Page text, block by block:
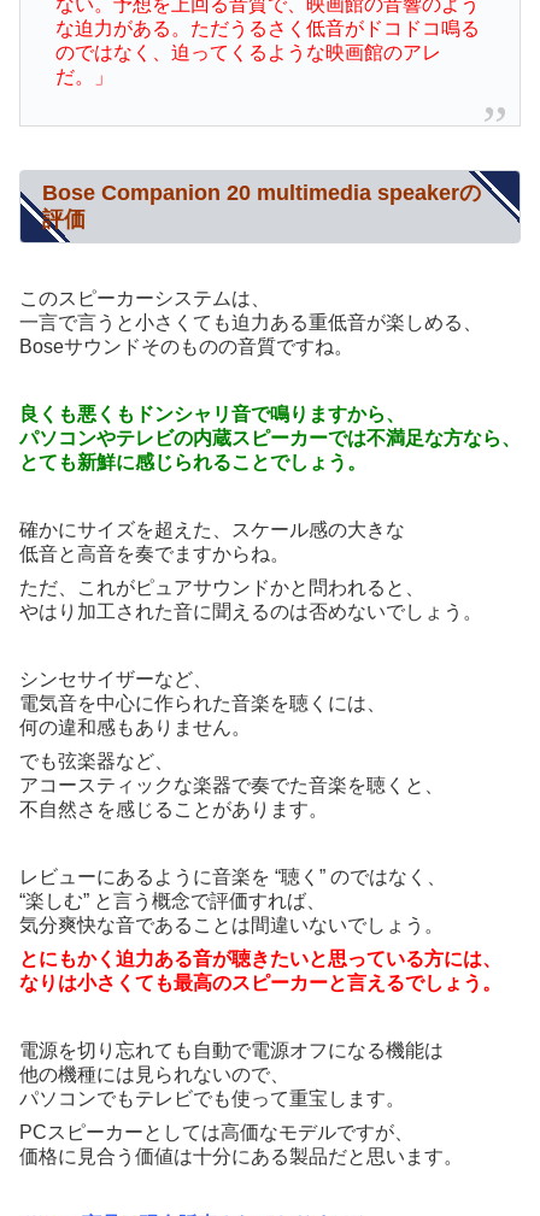
な迫力がある。ただうるさく低音がドコドコ鳴る
のではなく、迫ってくるような映画館のアレ
だ。」
Bose Companion 20 multimedia speakerの
評価
このスピーカーシステムは、
一言で言うと小さくても迫力ある重低音が楽しめる、
Boseサウンドそのものの音質ですね。
良くも悪くもドンシャリ音で鳴りますから、
パソコンやテレビの内蔵スピーカーでは不満足な方なら、
とても新鮮に感じられることでしょう。
確かにサイズを超えた、スケール感の大きな
低音と高音を奏でますからね。
ただ、これがピュアサウンドかと問われると、
やはり加工された音に聞えるのは否めないでしょう。
シンセサイザーなど、
電気音を中心に作られた音楽を聴くには、
何の違和感もありません。
でも弦楽器など、
アコースティックな楽器で奏でた音楽を聴くと、
不自然さを感じることがあります。
レビューにあるように音楽を “聴く” のではなく、
“楽しむ” と言う概念で評価すれば、
気分爽快な音であることは間違いないでしょう。
とにもかく迫力ある音が聴きたいと思っている方には、
なりは小さくても最高のスピーカーと言えるでしょう。
電源を切り忘れても自動で電源オフになる機能は
他の機種には見られないので、
パソコンでもテレビでも使って重宝します。
PCスピーカーとしては高価なモデルですが、
価格に見合う価値は十分にある製品だと思います。